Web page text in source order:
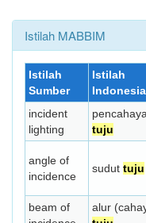
Istilah MABBIM
Istilah
Sumber
Istilah
Indonesia
incident
lighting
tuju
angle of
incidence
sudut tuju
beam of
alur